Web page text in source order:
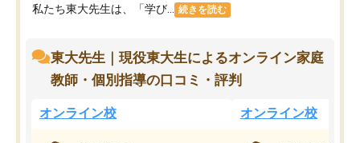
私たち東大先生は、「学び... 続きを読む
東大先生｜現役東大生によるオンライン家庭
教師・個別指導の口コミ・評判
オンライン校 オンライン校